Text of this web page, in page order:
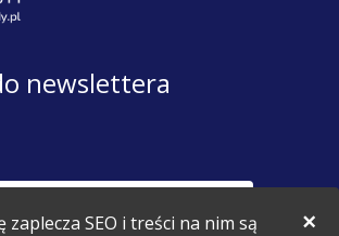
×
zaplecza SEO i treści na nim są
newslettera